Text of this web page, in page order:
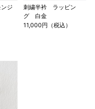
ジ
刺繍半衿 ラッピン
グ 白金
11,000円（税込）